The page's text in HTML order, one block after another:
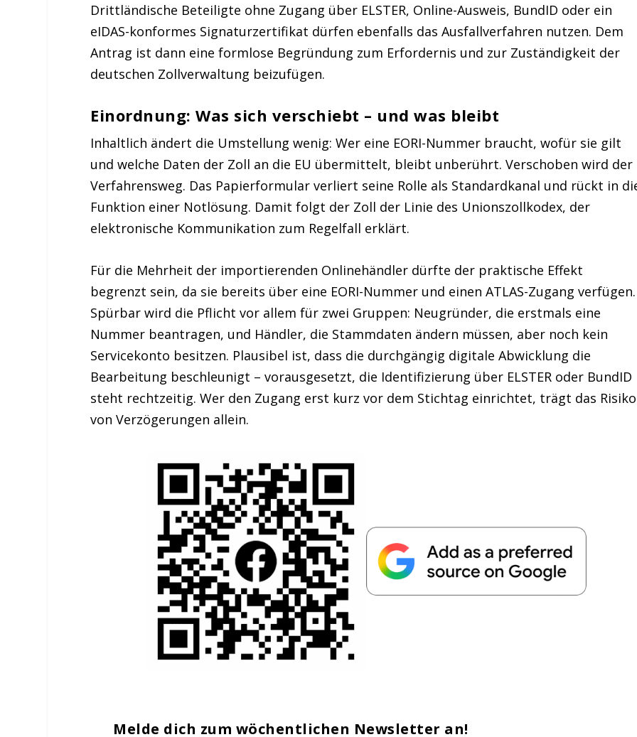
Drittländische Beteiligte ohne Zugang über ELSTER, Online-Ausweis, BundID oder ein
eIDAS-konformes Signaturzertifikat dürfen ebenfalls das Ausfallverfahren nutzen. Dem
Antrag ist dann eine formlose Begründung zum Erfordernis und zur Zuständigkeit der
deutschen Zollverwaltung beizufügen.
Einordnung: Was sich verschiebt – und was bleibt
Inhaltlich ändert die Umstellung wenig: Wer eine EORI-Nummer braucht, wofür sie gilt
und welche Daten der Zoll an die EU übermittelt, bleibt unberührt. Verschoben wird der
Verfahrensweg. Das Papierformular verliert seine Rolle als Standardkanal und rückt in
Funktion einer Notlösung. Damit folgt der Zoll der Linie des Unionszollkodex, der
elektronische Kommunikation zum Regelfall erklärt.
Für die Mehrheit der importierenden Onlinehändler dürfte der praktische Effekt
begrenzt sein, da sie bereits über eine EORI-Nummer und einen ATLAS-Zugang verfügen.
Spürbar wird die Pflicht vor allem für zwei Gruppen: Neugründer, die erstmals eine
Nummer beantragen, und Händler, die Stammdaten ändern müssen, aber noch kein
Servicekonto besitzen. Plausibel ist, dass die durchgängig digitale Abwicklung die
Bearbeitung beschleunigt – vorausgesetzt, die Identifizierung über ELSTER oder BundID
steht rechtzeitig. Wer den Zugang erst kurz vor dem Stichtag einrichtet, trägt das Risiko
von Verzögerungen allein.
Melde dich zum wöchentlichen Newsletter an!